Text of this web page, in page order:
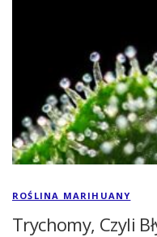
ROŚLINA MARIHUANY
Trychomy, Czyli